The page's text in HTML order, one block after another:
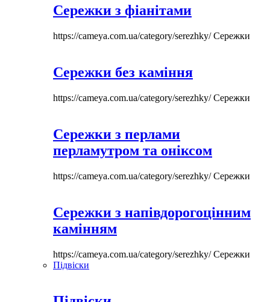
Сережки з фіанітами
https://cameya.com.ua/category/serezhky/Сережки
Сережки без каміння
https://cameya.com.ua/category/serezhky/Сережки
Сережки з перлами
перламутром та оніксом
https://cameya.com.ua/category/serezhky/Сережки
Сережки з напівдорогоцінним
камінням
https://cameya.com.ua/category/serezhky/Сережки
Підвіски